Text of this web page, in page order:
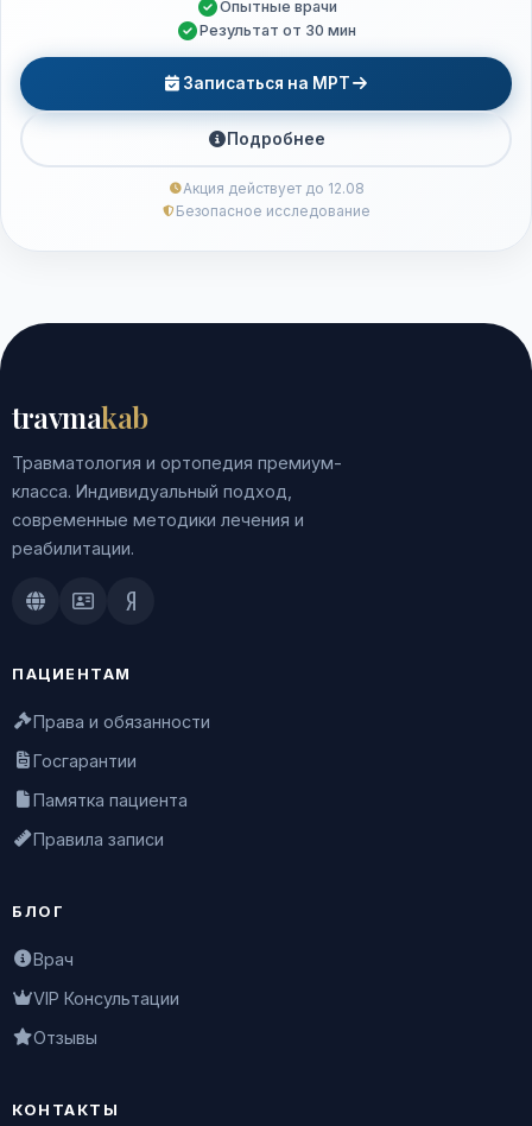
Опытные врачи
Результат от 30 мин
Записаться на МРТ
Подробнее
Акция действует до 12.08
Безопасное исследование
travmakab
Травматология и ортопедия премиум-
класса. Индивидуальный подход,
современные методики лечения и
реабилитации.
Doctu.ruПроДокторов
Яндекс.Здоровье
ПАЦИЕНТАМ
Права и обязанности
Госгарантии
Памятка пациента
Правила записи
БЛОГ
Врач
VIP Консультации
Отзывы
КОНТАКТЫ